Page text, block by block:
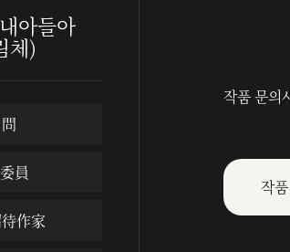
아들아
체)
員
作家
작품 문의
작